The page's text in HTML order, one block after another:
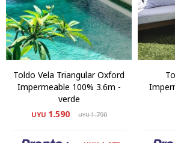
Toldo Vela Triangular Oxford
Impermeable 100% 3.6m -
verde
UYU 1.590 UYU1.790